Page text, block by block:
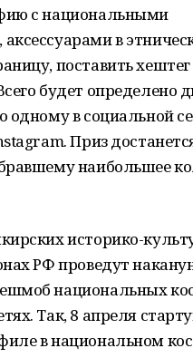
с национальными
в
поставить хештег
будет определено
одному в социальной
Приз
наибольшее
историко-
РФ проведут
национальных
Так, 8 апреля
в национальном